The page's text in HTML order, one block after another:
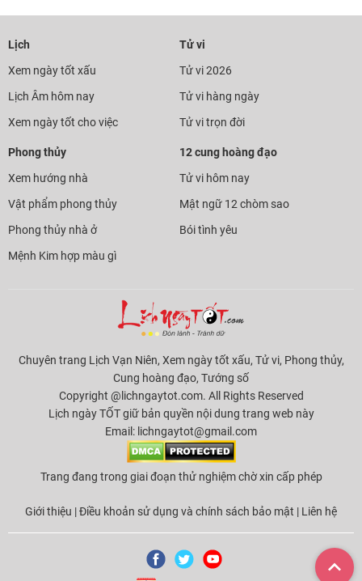
Lịch
Xem ngày tốt xấu
Lịch Âm hôm nay
Xem ngày tốt cho việc
Tử vi
Tử vi 2026
Tử vi hàng ngày
Tử vi trọn đời
Phong thủy
Xem hướng nhà
Vật phẩm phong thủy
Phong thủy nhà ở
Mệnh Kim hợp màu gì
12 cung hoàng đạo
Tử vi hôm nay
Mật ngữ 12 chòm sao
Bói tình yêu
Chuyên trang Lịch Vạn Niên, Xem ngày tốt xấu, Tử vi, Phong thủy,
Cung hoàng đạo, Tướng số
Copyright @lichngaytot.com. All Rights Reserved
Lịch ngày TỐT giữ bản quyền nội dung trang web này
Email: lichngaytot@gmail.com
Trang đang trong giai đoạn thử nghiệm chờ xin cấp phép
Giới thiệu |Điều khoản sử dụng và chính sách bảo mật | Liên hệ